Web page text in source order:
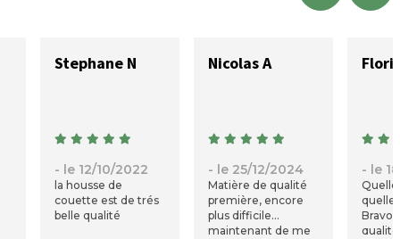
Stephane N
- le 12/10/2022
la housse de
couette est de trés
belle qualité
Nicolas A
- le 25/12/2024
Matière de qualité
première, encore
plus difficile
maintenant de me
- le
quelle
Bravo
qualité